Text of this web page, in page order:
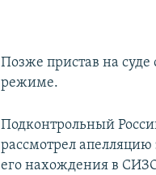
Позже пристав на суде
режиме.
Подконтрольный
рассмотрел
его нахождения в